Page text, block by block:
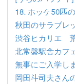
18. ホッケ50匹
秋田のサラブレ
渋谷ヒカリエ
北常盤駅舎カフ
無事にご入学し
岡田斗司夫さん